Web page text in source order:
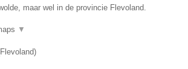
maar wel in de provincie Flevoland.
▼
Flevoland)